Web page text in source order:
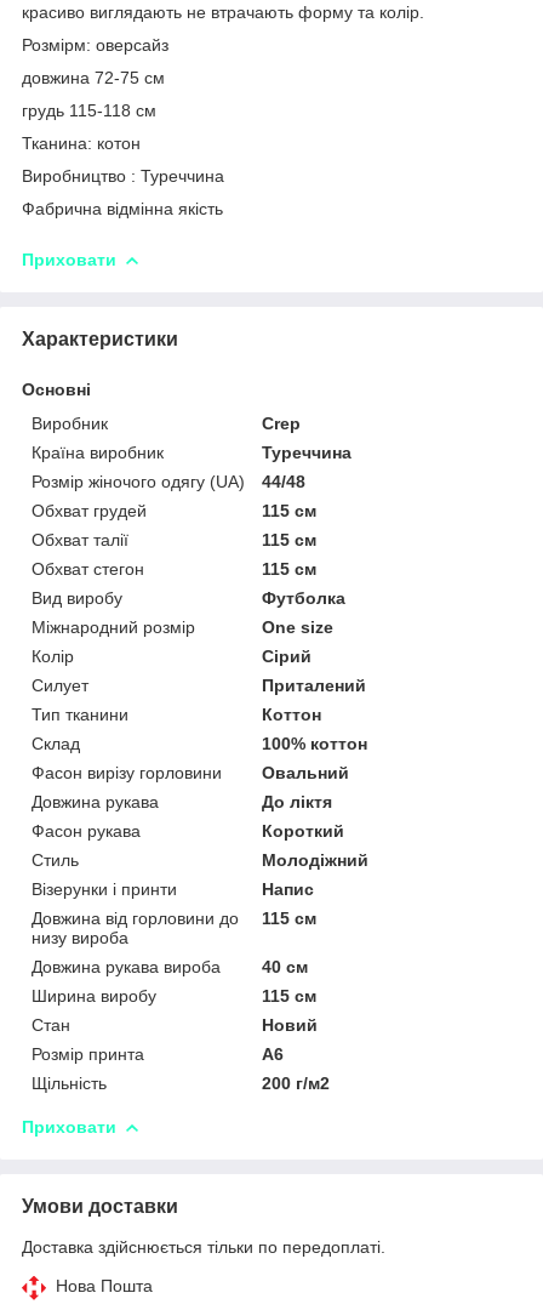
красиво виглядають не втрачають форму та колір.
Розмірм: оверсайз
довжина 72-75 см
грудь 115-118 см
Тканина: котон
Виробництво : Туреччина
Фабрична відмінна якість
Приховати
Характеристики
Основні
Виробник
Crep
Країна виробник
Туреччина
Розмір жіночого одягу (UA)
44/48
Обхват грудей
115 см
Обхват талії
115 см
Обхват стегон
115 см
Вид виробу
Футболка
Міжнародний розмір
One size
Колір
Сірий
Силует
Приталений
Тип тканини
Коттон
Склад
100% коттон
Фасон вирізу горловини
Овальний
Довжина рукава
До ліктя
Фасон рукава
Короткий
Стиль
Молодіжний
Візерунки і принти
Напис
Довжина від горловини до
низу вироба
115 см
Довжина рукава вироба
40 см
Ширина виробу
115 см
Стан
Новий
Розмір принта
А6
Щільність
200 г/м2
Приховати
Умови доставки
Доставка здійснюється тільки по передоплаті.
Нова Пошта